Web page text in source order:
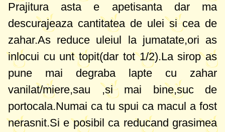
Prajitura asta e apetisanta dar ma
descurajeaza cantitatea de ulei si cea de
zahar.As reduce uleiul la jumatate,ori as
inlocui cu unt topit(dar tot 1/2).La sirop as
pune mai degraba lapte cu zahar
vanilat/miere,sau ,si mai bine,suc de
portocala.Numai ca tu spui ca macul a fost
nerasnit.Si e posibil ca reducand grasimea